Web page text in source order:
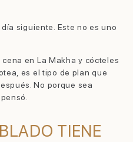
siguiente. Este no es uno
en La Makha y cócteles
es el tipo de plan que
No porque sea
TIENE